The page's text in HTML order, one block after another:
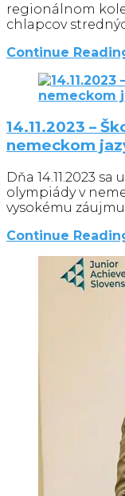
regionálnom kole
chlapcov
Continue
14.11.2023 –
nemeckom
Dňa 14.11.2023
olympiády v
vysokému
Continue